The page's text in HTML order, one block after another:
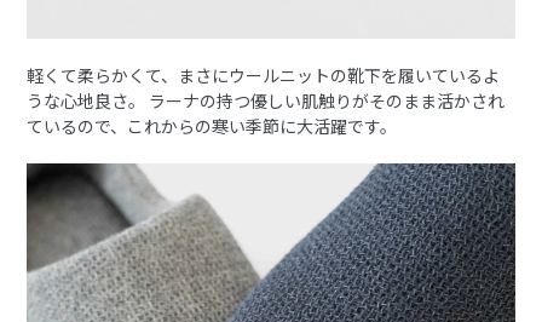
軽くて柔らかくて、まさにウールニットの靴下を履いているよ
うな心地良さ。 ラーナの持つ優しい肌触りがそのまま活かされ
ているので、これからの寒い季節に大活躍です。